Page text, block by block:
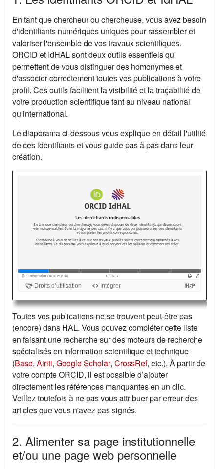
En tant que chercheur ou chercheuse, vous avez besoin
d'identifiants numériques uniques pour rassembler et
valoriser l'ensemble de vos travaux scientifiques.
ORCID et IdHAL sont deux outils essentiels qui
permettent de vous distinguer des homonymes et
d'associer correctement toutes vos publications à votre
profil. Ces outils facilitent la visibilité et la traçabilité de
votre production scientifique tant au niveau national
qu’international.
Le diaporama ci-dessous vous explique en détail l'utilité
de ces identifiants et vous guide pas à pas dans leur
création.
Toutes vos publications ne se trouvent peut-être pas
(encore) dans HAL. Vous pouvez compléter cette liste
en faisant une recherche sur des moteurs de recherche
spécialisés en information scientifique et technique
(Base(s'ouvre dans un nouvel onglet)
, Airiti(s'ouvre dans un nouvel onglet)
, Google Scholar(s'ouvre dans un nouvel onglet)
, CrossRef(s'ouvre dans un
, etc.). À partir de
votre compte ORCID, il est possible d’ajouter
directement les références manquantes en un clic.
Veillez toutefois à ne pas vous attribuer par erreur des
articles que vous n'avez pas signés.
2. Alimenter sa page institutionnelle
et/ou une page web personnelle